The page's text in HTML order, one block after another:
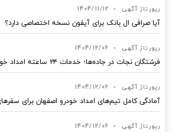
رپورتاژ آگهی •
1404/11/12
آیا صرافی ال بانک برای آیفون نسخه اختصاصی دارد؟
رپورتاژ آگهی •
1404/12/06
فرشتگان نجات در جاده‌ها؛ خدمات ۲۴ ساعته امداد خودرو سمنان
رپورتاژ آگهی •
1404/12/06
آمادگی کامل تیم‌های امداد خودرو اصفهان برای
رپورتاژ آگهی •
1404/12/06